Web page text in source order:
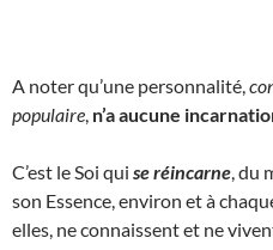
A noter qu’une personnalité,
populaire n’a aucune
C’est le Soi qui se réincarne , du
son Essence, environ et à
elles, ne connaissent et ne